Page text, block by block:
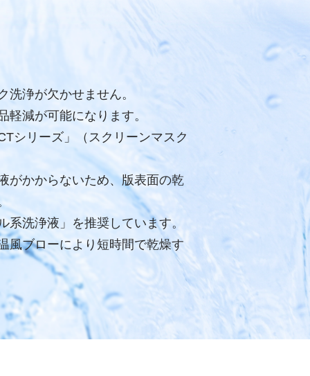
浄が欠かせません。
減が可能になります。
シリーズ」（スクリーンマスク
がかからないため、版表面の乾
洗浄液」を推奨しています。
風ブローにより短時間で乾燥す